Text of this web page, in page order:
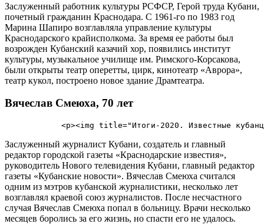
Заслуженный работник культуры РСФСР, Герой труда Кубани,
почетный гражданин Краснодара. С 1961-го по 1983 год
Марина Шапиро возглавляла управление культуры
Краснодарского крайисполкома. За время ее работы был
возрожден Кубанский казачий хор, появились институт
культуры, музыкальное училище им. Римского-Корсакова,
были открыты театр оперетты, цирк, кинотеатр «Аврора»,
театр кукол, построено новое здание Драмтеатра.
Вячеслав Смеюха, 70 лет
Заслуженный журналист Кубани, создатель и главный
редактор городской газеты «Краснодарские известия»,
руководитель Нового телевидения Кубани, главный редактор
газеты «Кубанские новости». Вячеслав Смеюха считался
одним из мэтров кубанской журналистики, несколько лет
возглавлял краевой союз журналистов. После несчастного
случая Вячеслав Смеюха попал в больницу. Врачи несколько
месяцев боролись за его жизнь, но спасти его не удалось.